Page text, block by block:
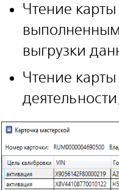
Чтение
выгрузки
Чтение